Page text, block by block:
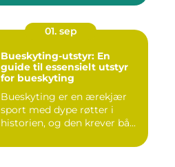
01. sep
Bueskyting-utstyr: En
guide til essensielt utstyr
for bueskyting
Bueskyting er en ærekjær
sport med dype røtter i
historien, og den krever bå...